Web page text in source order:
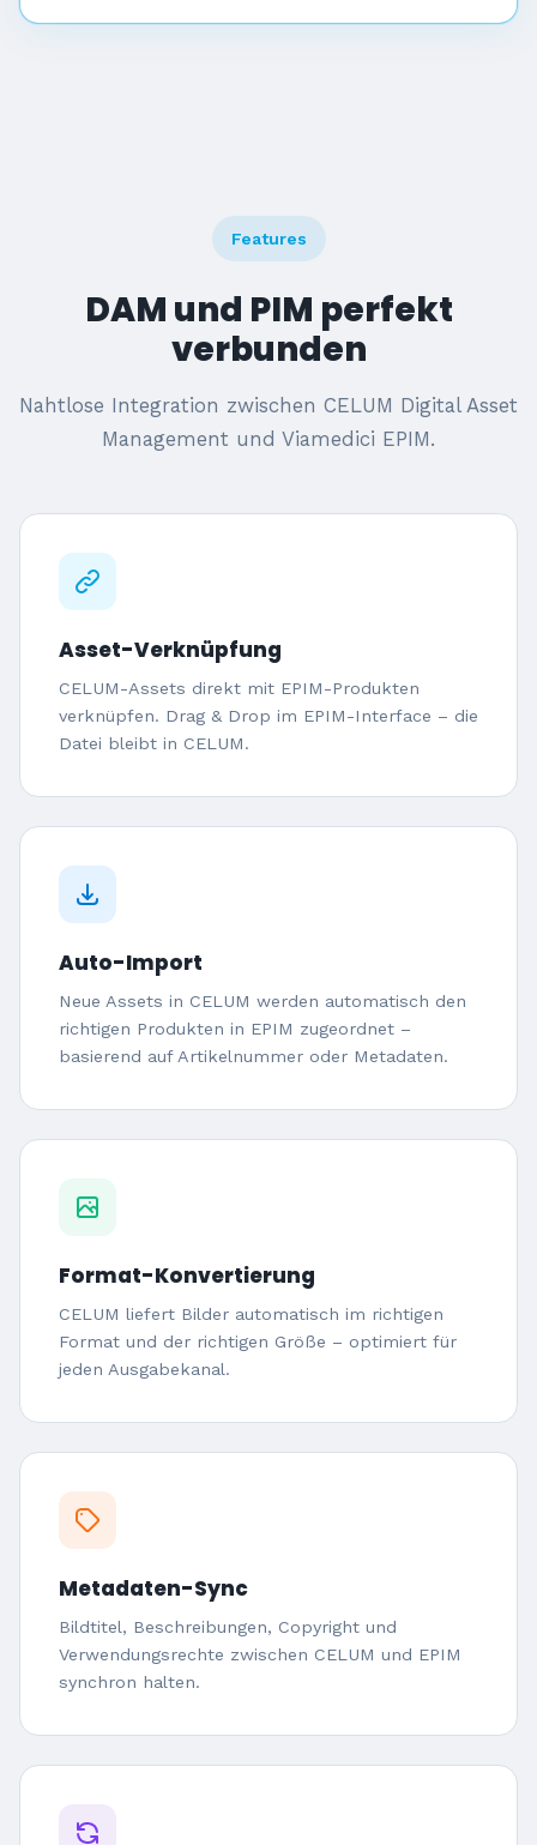
Features
DAM und PIM perfekt
verbunden
Nahtlose Integration zwischen CELUM Digital Asset
Management und Viamedici EPIM.
Asset-Verknüpfung
CELUM-Assets direkt mit EPIM-Produkten
verknüpfen. Drag & Drop im EPIM-Interface – die
Datei bleibt in CELUM.
Auto-Import
Neue Assets in CELUM werden automatisch den
richtigen Produkten in EPIM zugeordnet –
basierend auf Artikelnummer oder Metadaten.
Format-Konvertierung
CELUM liefert Bilder automatisch im richtigen
Format und der richtigen Größe – optimiert für
jeden Ausgabekanal.
Metadaten-Sync
Bildtitel, Beschreibungen, Copyright und
Verwendungsrechte zwischen CELUM und EPIM
synchron halten.